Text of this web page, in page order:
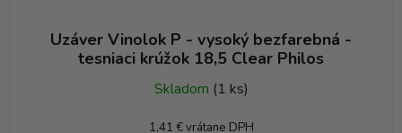
Uzáver Vinolok P - vysoký bezfarebná -
tesniaci krúžok 18,5 Clear Philos
Skladom (1 ks)
1,41 € vrátane DPH